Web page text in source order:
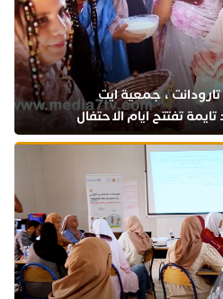
، جمعية ايت
تفتتح ايام الاحتفال